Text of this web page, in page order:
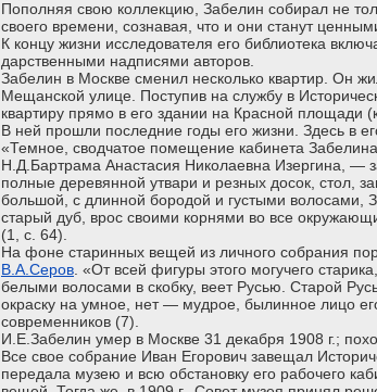
Пополняя свою коллекцию, Забелин собирал не
своего времени, сознавая, что и они станут
К концу жизни исследователя его библиотека
дарственными надписями авторов.
Забелин в Москве сменил несколько квартир. Он
Мещанской улице. Поступив на службу в
квартиру прямо в его здании на Красной площади
В ней прошли последние годы его жизни. Здесь в
«Темное, сводчатое помещение кабинета
Н.Д.Бартрама Анастасия Николаевна Изергина, —
полные деревянной утвари и резных досок, стол,
большой, с длинной бородой и густыми волосами,
старый дуб, врос своими корнями во все
(1, с. 64).
На фоне старинных вещей из личного собрания
В.А.Серов . «От всей фигуры этого могучего
белыми волосами в скобку, веет Русью. Старой
окраску на умное, нет — мудрое, былинное лицо
современников (7).
И.Е.Забелин умер в Москве 31 декабря 1908 г.;
Все свое собрание Иван Егорович завещал
передала музею и всю обстановку его рабочего